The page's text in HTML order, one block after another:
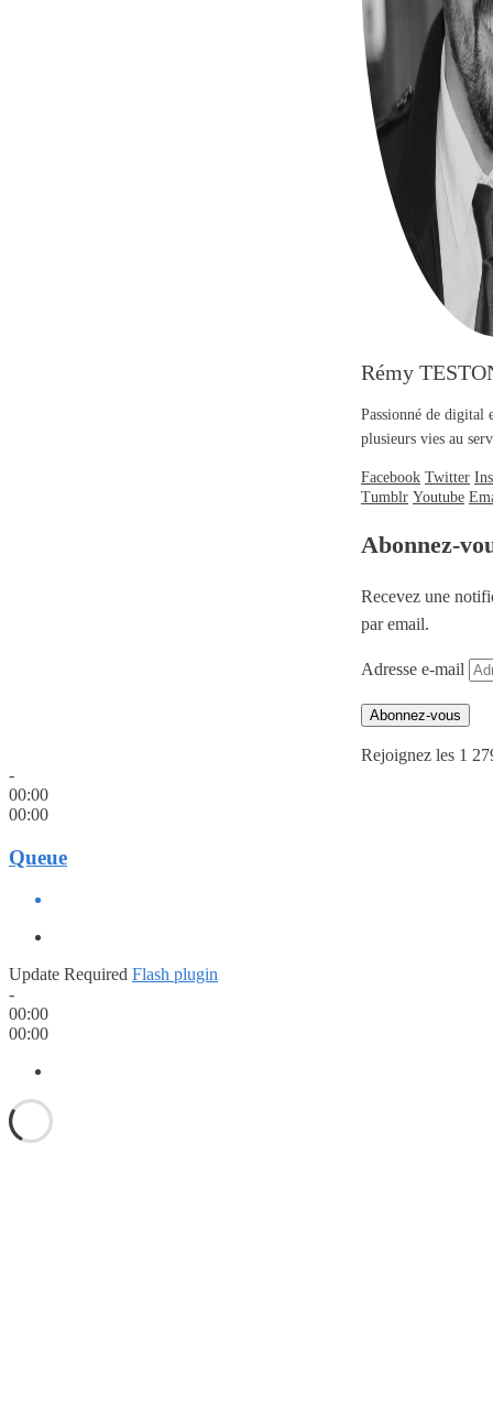
Rémy
Passionné de digital
plusieurs vies au
Facebook Twitter
Tumblr Youtube
Abonnez-
Recevez une
par email.
Adresse e-mail
Abonnez-vous
Rejoignez les 1
-
00:00
00:00
Queue
Update Required Flash plugin
-
00:00
00:00